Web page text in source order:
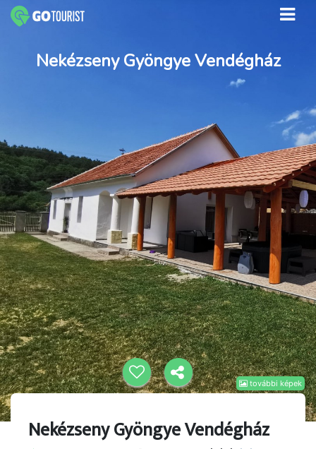
további képek
Nekézseny Gyöngye Vendégház
Nekézseny Gyöngye Vendégház